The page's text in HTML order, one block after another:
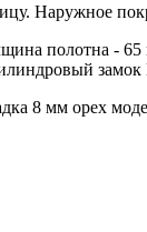
Наружное
полотна -
замок
8 мм орех